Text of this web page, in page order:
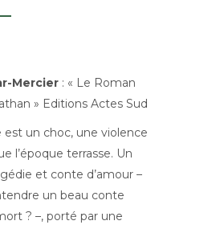
Mercier : « Le Roman
» Editions Actes Sud
est un choc, une violence
l’époque terrasse. Un
et conte d’amour –
un beau conte
? –, porté par une